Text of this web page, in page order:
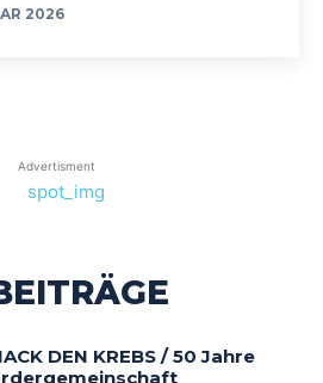
2026
Advertisment
DEN KREBS / 50 Jahre